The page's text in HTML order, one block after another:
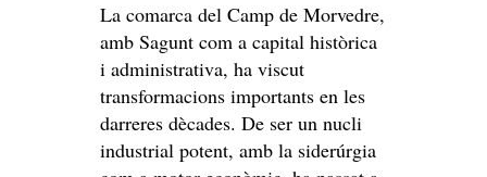
La comarca del Camp de Morvedre,
amb Sagunt com a capital històrica
i administrativa, ha viscut
transformacions importants en les
darreres dècades. De ser un nucli
industrial potent, amb la siderúrgia